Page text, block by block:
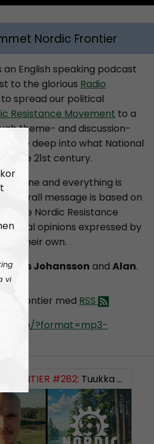
Nordic Frontier
an English speaking podcast
to the glorious Radio
to spread our political
Resistance Movement to a
theme- and discussion-
dive deep into what National
the 21st century.
stone and everything is
overall message is based on
of the Nordic Resistance
opinions expressed by
their own.
Johansson andAlan.
Frontier med RSS
?format=mp3-
FRONTIER #282: Tuukka Kuru of Sinimusta Liike
vi